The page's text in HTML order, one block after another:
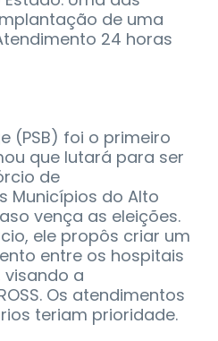
de uma
24 horas
(PSB) foi o primeiro
que lutará para ser
de
Municípios do Alto
vença as eleições.
ele propôs criar um
entre os hospitais
a
Os atendimentos
teriam prioridade.